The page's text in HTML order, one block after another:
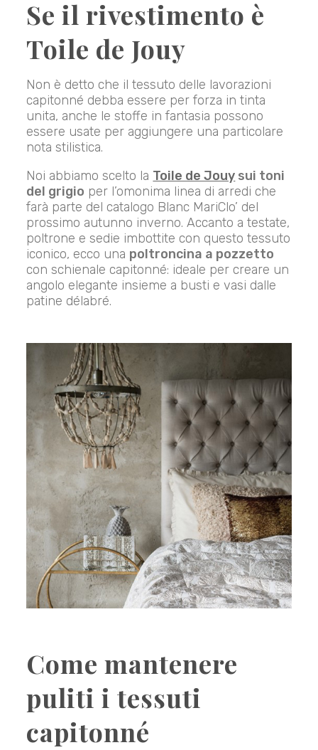
Se il rivestimento è
Toile de Jouy
Non è detto che il tessuto delle lavorazioni
capitonné debba essere per forza in tinta
unita, anche le stoffe in fantasia possono
essere usate per aggiungere una particolare
nota stilistica.
Noi abbiamo scelto la Toile de Jouy sui toni
del grigio per l’omonima linea di arredi che
farà parte del catalogo Blanc MariClo’ del
prossimo autunno inverno. Accanto a testate,
poltrone e sedie imbottite con questo tessuto
iconico, ecco una poltroncina a pozzetto
con schienale capitonné: ideale per creare un
angolo elegante insieme a busti e vasi dalle
patine délabré.
Come mantenere
puliti i tessuti
capitonné